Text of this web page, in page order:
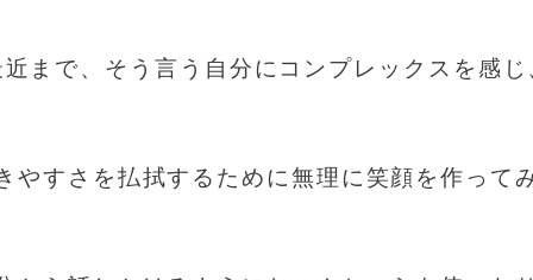
近まで、そう言う自分にコンプレックスを感じ
やすさを払拭するために無理に笑顔を作って